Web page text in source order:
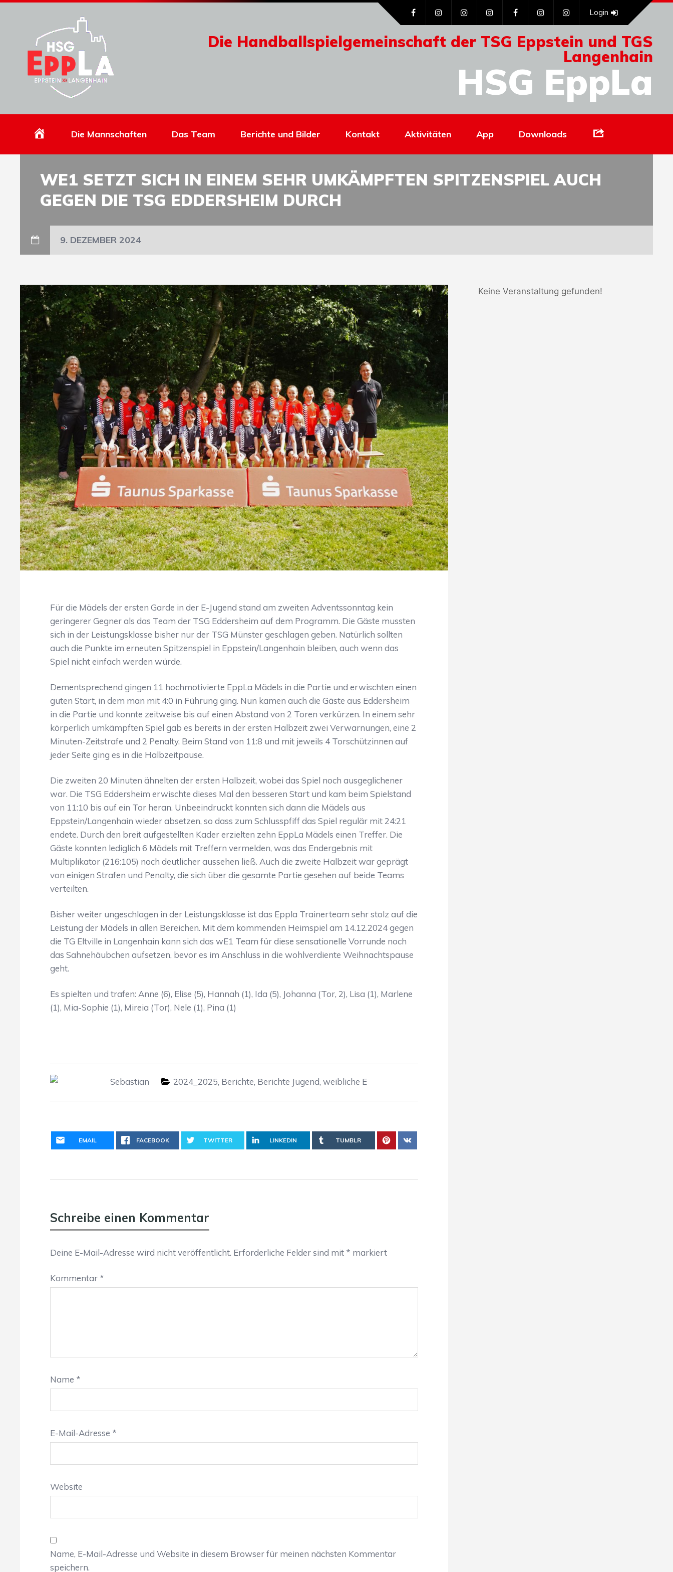
Die Handballspielgemeinschaft der TSG Eppstein und TGS
Langenhain
HSG EppLa
Login
HomepageDie Mannschaften Das Team Berichte und Bilder Kontakt Aktivitäten App Downloads
WE1 SETZT SICH IN EINEM SEHR UMKÄMPFTEN SPITZENSPIEL AUCH
GEGEN DIE TSG EDDERSHEIM DURCH
9. DEZEMBER 2024
Für die Mädels der ersten Garde in der E-Jugend stand am zweiten Adventssonntag kein
geringerer Gegner als das Team der TSG Eddersheim auf dem Programm. Die Gäste mussten
sich in der Leistungsklasse bisher nur der TSG Münster geschlagen geben. Natürlich sollten
auch die Punkte im erneuten Spitzenspiel in Eppstein/Langenhain bleiben, auch wenn das
Spiel nicht einfach werden würde.
Dementsprechend gingen 11 hochmotivierte EppLa Mädels in die Partie und erwischten einen
guten Start, in dem man mit 4:0 in Führung ging. Nun kamen auch die Gäste aus Eddersheim
in die Partie und konnte zeitweise bis auf einen Abstand von 2 Toren verkürzen. In einem sehr
körperlich umkämpften Spiel gab es bereits in der ersten Halbzeit zwei Verwarnungen, eine 2
Minuten-Zeitstrafe und 2 Penalty. Beim Stand von 11:8 und mit jeweils 4 Torschützinnen auf
jeder Seite ging es in die Halbzeitpause.
Die zweiten 20 Minuten ähnelten der ersten Halbzeit, wobei das Spiel noch ausgeglichener
war. Die TSG Eddersheim erwischte dieses Mal den besseren Start und kam beim Spielstand
von 11:10 bis auf ein Tor heran. Unbeeindruckt konnten sich dann die Mädels aus
Eppstein/Langenhain wieder absetzen, so dass zum Schlusspfiff das Spiel regulär mit 24:21
endete. Durch den breit aufgestellten Kader erzielten zehn EppLa Mädels einen Treffer. Die
Gäste konnten lediglich 6 Mädels mit Treffern vermelden, was das Endergebnis mit
Multiplikator (216:105) noch deutlicher aussehen ließ. Auch die zweite Halbzeit war geprägt
von einigen Strafen und Penalty, die sich über die gesamte Partie gesehen auf beide Teams
verteilten.
Bisher weiter ungeschlagen in der Leistungsklasse ist das Eppla Trainerteam sehr stolz auf die
Leistung der Mädels in allen Bereichen. Mit dem kommenden Heimspiel am 14.12.2024 gegen
die TG Eltville in Langenhain kann sich das wE1 Team für diese sensationelle Vorrunde noch
das Sahnehäubchen aufsetzen, bevor es im Anschluss in die wohlverdiente Weihnachtspause
geht.
Es spielten und trafen: Anne (6), Elise (5), Hannah (1), Ida (5), Johanna (Tor, 2), Lisa (1), Marlene
(1), Mia-Sophie (1), Mireia (Tor), Nele (1), Pina (1)
Sebastian 2024_2025, Berichte, Berichte Jugend, weibliche E
EMAIL FACEBOOK TWITTER LINKEDIN TUMBLR
Schreibe einen Kommentar
Deine E-Mail-Adresse wird nicht veröffentlicht. Erforderliche Felder sind mit * markiert
Kommentar *
Name *
E-Mail-Adresse *
Website
Name, E-Mail-Adresse und Website in diesem Browser für meinen nächsten Kommentar
speichern.
Keine Veranstaltung gefunden!